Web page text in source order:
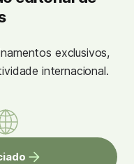
exclusivos,
internacional.